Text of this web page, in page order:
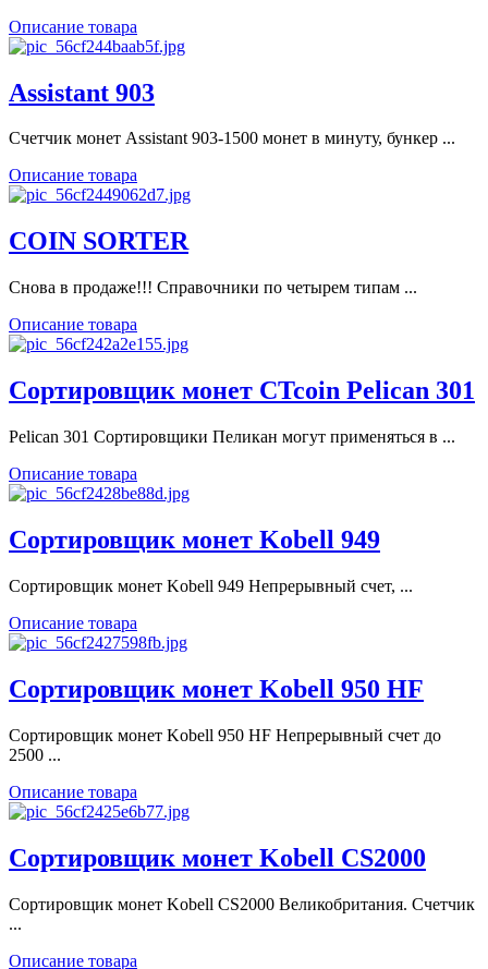
Описание товара
Assistant 903
Счетчик монет Assistant 903-1500 монет в минуту, бункер ...
Описание товара
COIN SORTER
Снова в продаже!!! Справочники по четырем типам ...
Описание товара
Сортировщик монет CTcoin Pelican 301
Pelican 301 Сортировщики Пеликан могут применяться в ...
Описание товара
Сортировщик монет Kobell 949
Сортировщик монет Kobell 949 Непрерывный счет, ...
Описание товара
Сортировщик монет Kobell 950 HF
Сортировщик монет Kobell 950 HF Непрерывный счет до
2500 ...
Описание товара
Сортировщик монет Kobell CS2000
Сортировщик монет Kobell CS2000 Великобритания. Счетчик
...
Описание товара